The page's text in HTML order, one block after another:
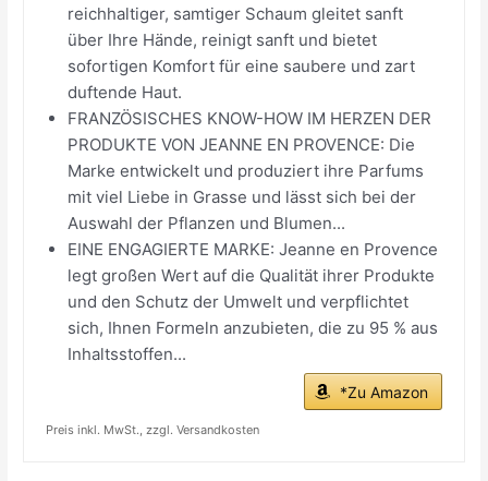
reichhaltiger, samtiger Schaum gleitet sanft
über Ihre Hände, reinigt sanft und bietet
sofortigen Komfort für eine saubere und zart
duftende Haut.
FRANZÖSISCHES KNOW-HOW IM HERZEN DER
PRODUKTE VON JEANNE EN PROVENCE: Die
Marke entwickelt und produziert ihre Parfums
mit viel Liebe in Grasse und lässt sich bei der
Auswahl der Pflanzen und Blumen...
EINE ENGAGIERTE MARKE: Jeanne en Provence
legt großen Wert auf die Qualität ihrer Produkte
und den Schutz der Umwelt und verpflichtet
sich, Ihnen Formeln anzubieten, die zu 95 % aus
Inhaltsstoffen...
*Zu Amazon
Preis inkl. MwSt., zzgl. Versandkosten